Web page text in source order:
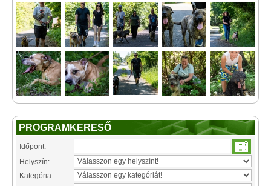
PROGRAMKERESŐ
Időpont:
Helyszín:
Kategória: